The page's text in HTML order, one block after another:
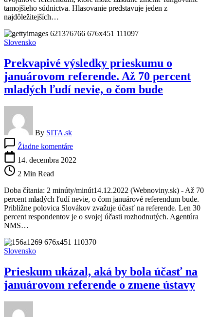
o
zásadných
v
súdnictve
tamojšieho súdnictva. Hlasovanie predstavuje jeden z
najdôležitejších…
Slovensko
Prekvapivé výsledky prieskumu o
januárovom referende. Až 70 percent
mladých ľudí nevie, o čom bude
By SITA.sk
Žiadne komentárePrekvapivé
výsledky
referende.
Až
70
percent
ľudí
nevie,
bude
14. decembra 2022
2 Min Read
Doba čítania: 2 minúty/minút14.12.2022 (Webnoviny.sk) - Až 70
percent mladých ľudí nevie, o čom januárové referendum bude.
Približne polovica Slovákov zvažuje účasť na referende. Len 30
percent respondentov je o svojej účasti rozhodnutých. Agentúra
NMS…
Slovensko
Prieskum ukázal, aká by bola účasť na
januárovom referende o zmene ústavy